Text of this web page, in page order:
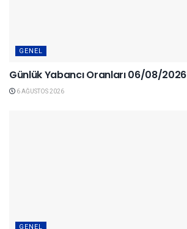
GENEL
Günlük Yabancı Oranları 06/08/2026
6 AĞUSTOS 2026
GENEL